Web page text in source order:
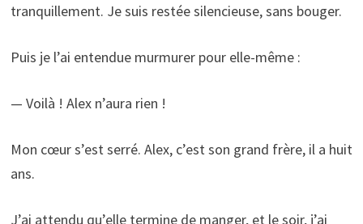
tranquillement. Je suis restée silencieuse, sans bouger.
Puis je l’ai entendue murmurer pour elle-même :
— Voilà ! Alex n’aura rien !
Mon cœur s’est serré. Alex, c’est son grand frère, il a huit
ans.
J’ai attendu qu’elle termine de manger, et le soir, j’ai